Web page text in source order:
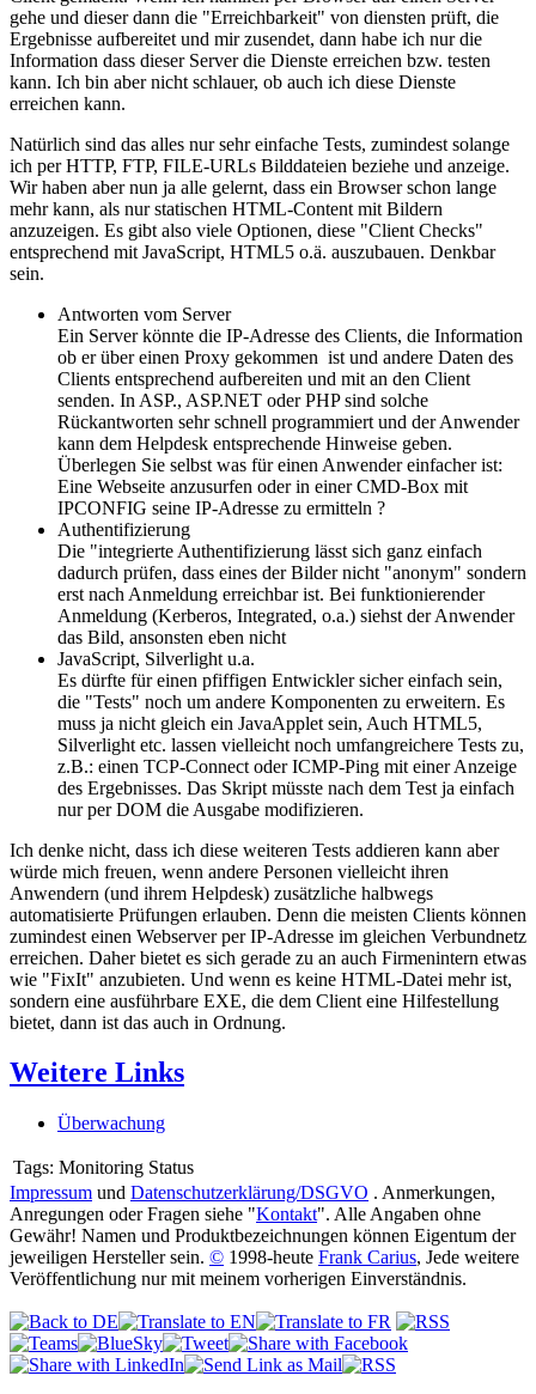
gehe und dieser dann die "Erreichbarkeit" von diensten prüft, die
Ergebnisse aufbereitet und mir zusendet, dann habe ich nur die
Information dass dieser Server die Dienste erreichen bzw. testen
kann. Ich bin aber nicht schlauer, ob auch ich diese Dienste
erreichen kann.
Natürlich sind das alles nur sehr einfache Tests, zumindest solange
ich per HTTP, FTP, FILE-URLs Bilddateien beziehe und anzeige.
Wir haben aber nun ja alle gelernt, dass ein Browser schon lange
mehr kann, als nur statischen HTML-Content mit Bildern
anzuzeigen. Es gibt also viele Optionen, diese "Client Checks"
entsprechend mit JavaScript, HTML5 o.ä. auszubauen. Denkbar
sein.
Antworten vom Server
Ein Server könnte die IP-Adresse des Clients, die Information
ob er über einen Proxy gekommen ist und andere Daten des
Clients entsprechend aufbereiten und mit an den Client
senden. In ASP., ASP.NET oder PHP sind solche
Rückantworten sehr schnell programmiert und der Anwender
kann dem Helpdesk entsprechende Hinweise geben.
Überlegen Sie selbst was für einen Anwender einfacher ist:
Eine Webseite anzusurfen oder in einer CMD-Box mit
IPCONFIG seine IP-Adresse zu ermitteln ?
Authentifizierung
Die "integrierte Authentifizierung lässt sich ganz einfach
dadurch prüfen, dass eines der Bilder nicht "anonym" sondern
erst nach Anmeldung erreichbar ist. Bei funktionierender
Anmeldung (Kerberos, Integrated, o.a.) siehst der Anwender
das Bild, ansonsten eben nicht
JavaScript, Silverlight u.a.
Es dürfte für einen pfiffigen Entwickler sicher einfach sein,
die "Tests" noch um andere Komponenten zu erweitern. Es
muss ja nicht gleich ein JavaApplet sein, Auch HTML5,
Silverlight etc. lassen vielleicht noch umfangreichere Tests zu,
z.B.: einen TCP-Connect oder ICMP-Ping mit einer Anzeige
des Ergebnisses. Das Skript müsste nach dem Test ja einfach
nur per DOM die Ausgabe modifizieren.
Ich denke nicht, dass ich diese weiteren Tests addieren kann aber
würde mich freuen, wenn andere Personen vielleicht ihren
Anwendern (und ihrem Helpdesk) zusätzliche halbwegs
automatisierte Prüfungen erlauben. Denn die meisten Clients können
zumindest einen Webserver per IP-Adresse im gleichen Verbundnetz
erreichen. Daher bietet es sich gerade zu an auch Firmenintern etwas
wie "FixIt" anzubieten. Und wenn es keine HTML-Datei mehr ist,
sondern eine ausführbare EXE, die dem Client eine Hilfestellung
bietet, dann ist das auch in Ordnung.
Weitere Links
Überwachung
Tags: Monitoring Status
Impressum und Datenschutzerklärung/DSGVO . Anmerkungen,
Anregungen oder Fragen siehe "Kontakt". Alle Angaben ohne
Gewähr! Namen und Produktbezeichnungen können Eigentum der
jeweiligen Hersteller sein. © 1998-heute Frank Carius, Jede weitere
Veröffentlichung nur mit meinem vorherigen Einverständnis.